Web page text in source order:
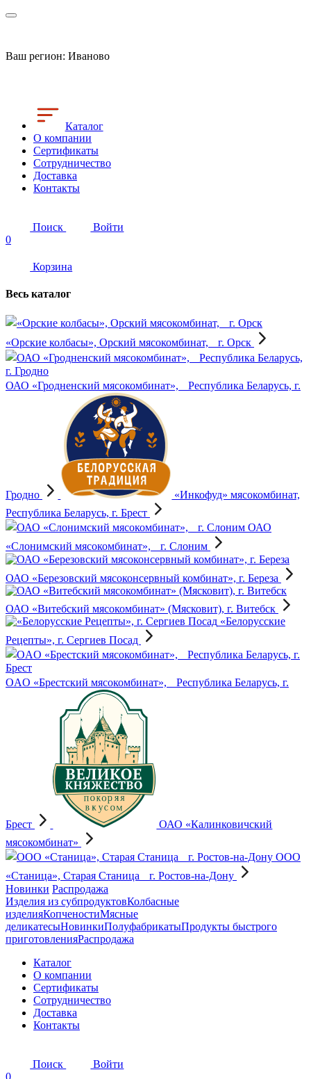
Ваш регион: Иваново
Каталог
О компании
Сертификаты
Сотрудничество
Доставка
Контакты
Поиск
Войти
0
Корзина
Весь каталог
«Орские колбасы», Орский мясокомбинат, г. Орск
ОАО «Гродненский мясокомбинат», Республика Беларусь, г.
Гродно
«Инкофуд» мясокомбинат,
Республика Беларусь, г. Брест
ОАО
«Слонимский мясокомбинат», г. Слоним
ОАО «Березовский мясоконсервный комбинат», г. Береза
ОАО «Витебский мясокомбинат» (Мясковит), г. Витебск
«Белорусские
Рецепты», г. Сергиев Посад
OAO «Брестский мясокомбинат», Республика Беларусь, г.
Брест
ОАО «Калинковичский
мясокомбинат»
OOO
«Станица», Старая Станица г. Ростов-на-Дону
Новинки Распродажа
Изделия из субпродуктовКолбасные
изделияКопченостиМясные
деликатесыНовинкиПолуфабрикатыПродукты быстрого
приготовленияРаспродажа
Каталог
О компании
Сертификаты
Сотрудничество
Доставка
Контакты
Поиск
Войти
0